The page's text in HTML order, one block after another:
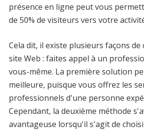
présence en ligne peut vous
de 50% de visiteurs vers votre
Cela dit, il existe plusieurs façons
site Web : faites appel à un
vous-même. La première solution
meilleure, puisque vous offrez les
professionnels d'une personne
Cependant, la deuxième méthode
avantageuse lorsqu'il s'agit de